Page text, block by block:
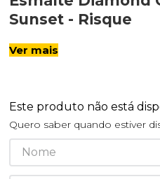
Sunset - Risque
Ver mais
Este produto não está
Quero saber quando estiver